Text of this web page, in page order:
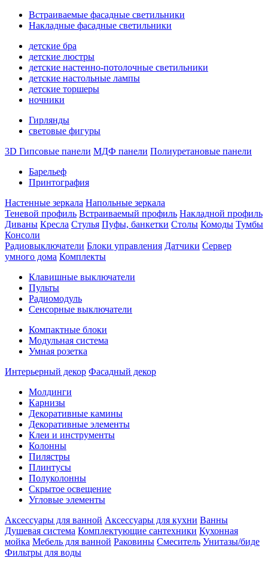
Встраиваемые фасадные светильники
Накладные фасадные светильники
детские бра
детские люстры
детские настенно-потолочные светильники
детские настольные лампы
детские торшеры
ночники
Гирлянды
световые фигуры
3D Гипсовые панели МДФ панели Полиуретановые панели
Барельеф
Принтография
Настенные зеркала Напольные зеркала
Теневой профиль Встраиваемый профиль Накладной профиль
Диваны Кресла Стулья Пуфы, банкетки Столы Комоды Тумбы
Консоли
Радиовыключатели Блоки управления Датчики Сервер
умного дома Комплекты
Клавишные выключатели
Пульты
Радиомодуль
Сенсорные выключатели
Компактные блоки
Модульная система
Умная розетка
Интерьерный декор Фасадный декор
Молдинги
Карнизы
Декоративные камины
Декоративные элементы
Клеи и инструменты
Колонны
Пилястры
Плинтусы
Полуколонны
Скрытое освещение
Угловые элементы
Аксессуары для ванной Аксессуары для кухни Ванны
Душевая система Комплектующие сантехники Кухонная
мойка Мебель для ванной Раковины Смеситель Унитазы/биде
Фильтры для воды